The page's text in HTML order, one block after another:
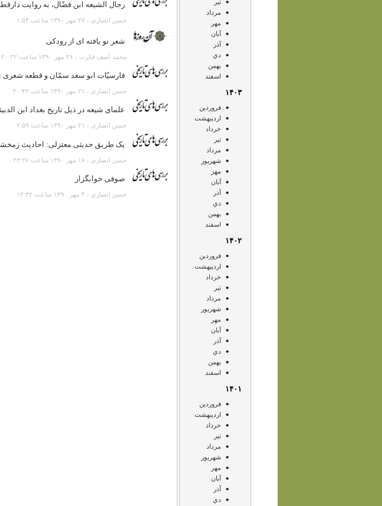
تير
مرداد
مهر
آبان
آذر
دي
بهمن
اسفند
۱۴۰۳
فروردين
ارديبهشت
خرداد
تير
مرداد
شهريور
مهر
آبان
آذر
دي
بهمن
اسفند
۱۴۰۲
فروردين
ارديبهشت
خرداد
تير
مرداد
شهريور
مهر
آبان
آذر
دي
بهمن
اسفند
۱۴۰۱
فروردين
ارديبهشت
خرداد
تير
مرداد
شهريور
مهر
آبان
آذر
دي
رجال الشيعه ابن فضّال، به روايت
حسن انصارى ، ۲۷ مهر ۱۳۹۰ ساعت ۱:۵۴
شعر نو یافته ای از رودکی
محمد آصف فكرت ، ۲۶ مهر ۱۳۹۰ ساعت ۲۰:۲۲
فارسيّات ابو سعد سمّان و قطعه شعری
حسن انصارى ، ۲۱ مهر ۱۳۹۰ ساعت ۲۰:۴۲
علمای شيعه در ذيل تاريخ بغداد ابن
حسن انصارى ، ۲۱ مهر ۱۳۹۰ ساعت ۲:۵۹
يک طريق حديثی معتزلی: احاديث
حسن انصارى ، ۱۷ مهر ۱۳۹۰ ساعت ۲۳:۲۶
صوفی خوابگزار
حسن انصارى ، ۴ مهر ۱۳۹۰ ساعت ۱۲:۳۲